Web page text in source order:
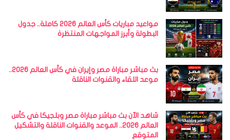
مواعيد مباريات كأس العالم 2026 كاملة.. جدول
البطولة وأبرز المواجهات المنتظرة
بث مباشر مباراة مصر وإيران في كأس العالم 2026..
موعد اللقاء والقنوات الناقلة
شاهد الآن بث مباشر مباراة مصر وبلجيكا في كأس
العالم 2026.. الموعد والقنوات الناقلة والتشكيل
المتوقع